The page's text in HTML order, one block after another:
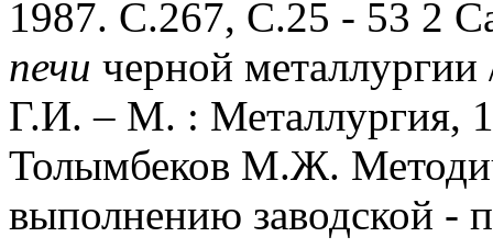
1987. С.267, С.25 - 53 2
печи черной
Г.И. – М. : Металлургия,
Толымбеков М.Ж.
выполнению заводской -